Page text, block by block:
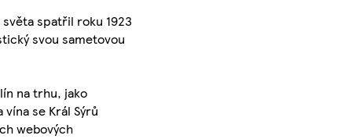
spatřil roku 1923
svou sametovou
na trhu, jako
se Král Sýrů
webových